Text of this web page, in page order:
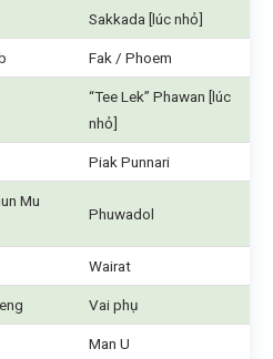
Sakkada [lúc nhỏ]
Fak / Phoem
“Tee Lek” Phawan [lúc
nhỏ]
Piak Punnari
Mu
Phuwadol
Wairat
Vai phụ
Man U